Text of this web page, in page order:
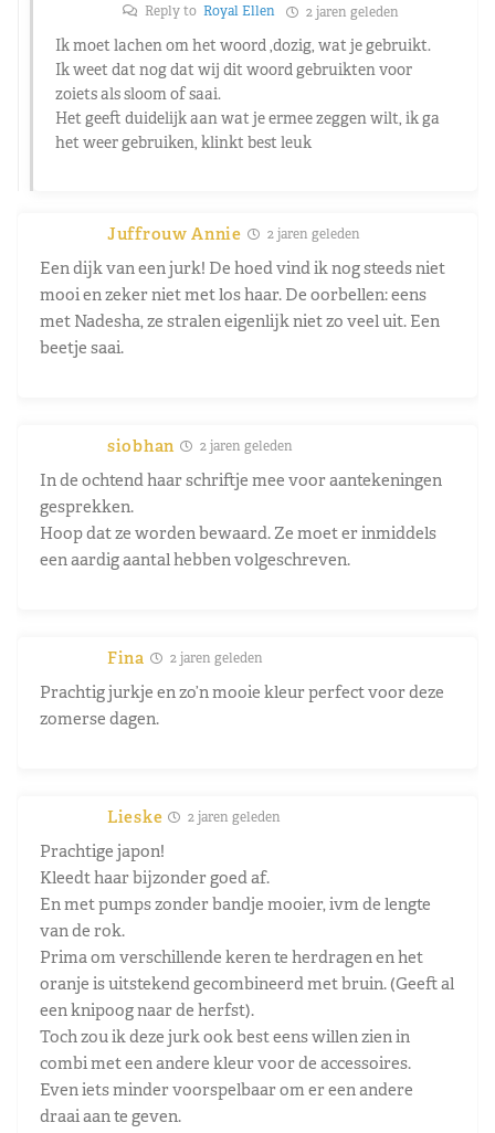
Reply to Royal Ellen 2 jaren geleden
Ik moet lachen om het woord ,dozig, wat je gebruikt.
Ik weet dat nog dat wij dit woord gebruikten voor
zoiets als sloom of saai.
Het geeft duidelijk aan wat je ermee zeggen wilt, ik ga
het weer gebruiken, klinkt best leuk
Juffrouw Annie 2 jaren geleden
Een dijk van een jurk! De hoed vind ik nog steeds niet
mooi en zeker niet met los haar. De oorbellen: eens
met Nadesha, ze stralen eigenlijk niet zo veel uit. Een
beetje saai.
siobhan 2 jaren geleden
In de ochtend haar schriftje mee voor aantekeningen
gesprekken.
Hoop dat ze worden bewaard. Ze moet er inmiddels
een aardig aantal hebben volgeschreven.
Fina 2 jaren geleden
Prachtig jurkje en zo’n mooie kleur perfect voor deze
zomerse dagen.
Lieske 2 jaren geleden
Prachtige japon!
Kleedt haar bijzonder goed af.
En met pumps zonder bandje mooier, ivm de lengte
van de rok.
Prima om verschillende keren te herdragen en het
oranje is uitstekend gecombineerd met bruin. (Geeft al
een knipoog naar de herfst).
Toch zou ik deze jurk ook best eens willen zien in
combi met een andere kleur voor de accessoires.
Even iets minder voorspelbaar om er een andere
draai aan te geven.